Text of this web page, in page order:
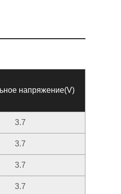
напряжение(V)
3.7
3.7
3.7
3.7